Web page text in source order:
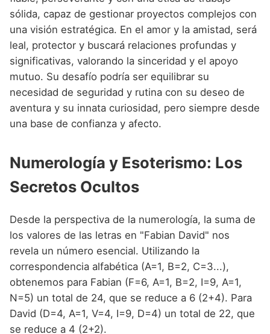
sólida, capaz de gestionar proyectos complejos con
una visión estratégica. En el amor y la amistad, será
leal, protector y buscará relaciones profundas y
significativas, valorando la sinceridad y el apoyo
mutuo. Su desafío podría ser equilibrar su
necesidad de seguridad y rutina con su deseo de
aventura y su innata curiosidad, pero siempre desde
una base de confianza y afecto.
Numerología y Esoterismo: Los
Secretos Ocultos
Desde la perspectiva de la numerología, la suma de
los valores de las letras en "Fabian David" nos
revela un número esencial. Utilizando la
correspondencia alfabética (A=1, B=2, C=3...),
obtenemos para Fabian (F=6, A=1, B=2, I=9, A=1,
N=5) un total de 24, que se reduce a 6 (2+4). Para
David (D=4, A=1, V=4, I=9, D=4) un total de 22, que
se reduce a 4 (2+2).